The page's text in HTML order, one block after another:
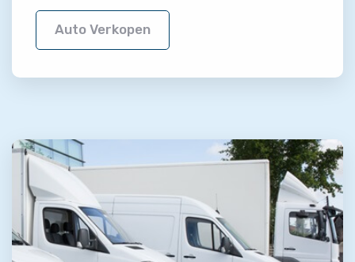
Auto Verkopen